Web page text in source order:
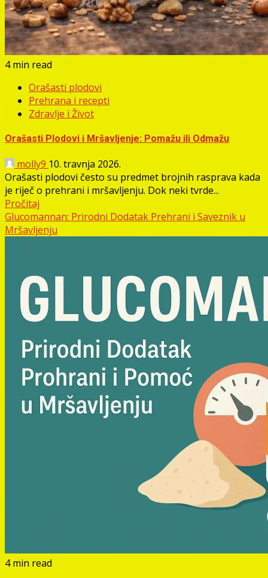
4 min read
Orašasti plodovi
Prehrana i recepti
Zdravlje i Život
Orašasti Plodovi i Mršavljenje: Pomažu ili Odmažu
molly9 10. travnja 2026.
Orašasti plodovi često su predmet brojnih rasprava kada
je riječ o prehrani i mršavljenju. Dok neki tvrde...
Pročitaj
Glucomannan: Prirodni Dodatak Prehrani i Saveznik u
Mršavljenju
4 min read